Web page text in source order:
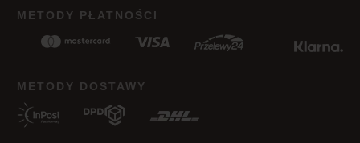
METODY PŁATNOŚCI
METODY DOSTAWY